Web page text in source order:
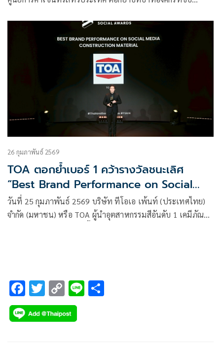
26 กุมภาพันธ์ 2569
TOA ตอกย้ำเบอร์ 1 คว้ารางวัลชนะเลิศ
“Best Brand Performance on Social
Media” ในกลุ่มธุรกิจวัสดุก่อสร้าง จากเวที
Thailand Social Awards ครั้งที่ 14
วันที่ 25 กุมภาพันธ์ 2569 บริษัท ทีโอเอ เพ้นท์ (ประเทศไทย)
จำกัด (มหาชน) หรือ TOA ผู้นำอุตสาหกรรมสีอันดับ 1 เคมีภัณฑ์
F
ac
e
T
wi
tt
C
o
p
Li